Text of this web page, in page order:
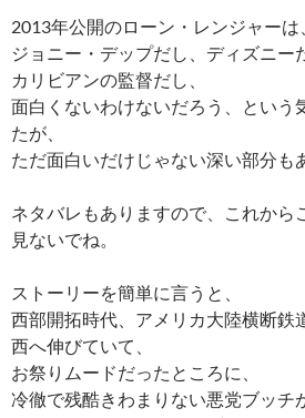
2013年公開のローン・レンジャーは
ジョニー・デップだし、ディズニー
カリビアンの監督だし、
面白くないわけないだろう、という
たが、
ただ面白いだけじゃない深い部分も
ネタバレもありますので、これから
見ないでね。
ストーリーを簡単に言うと、
西部開拓時代、アメリカ大陸横断鉄
西へ伸びていて、
お祭りムードだったところに、
冷徹で残酷きわまりない悪党ブッチ